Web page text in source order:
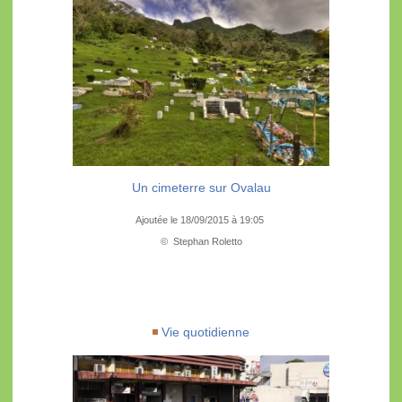
Un cimeterre sur Ovalau
Ajoutée le 18/09/2015 à 19:05
© Stephan Roletto
Vie quotidienne